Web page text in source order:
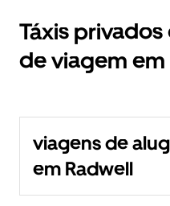
Táxis
de viagem em
viagens de
em Radwell